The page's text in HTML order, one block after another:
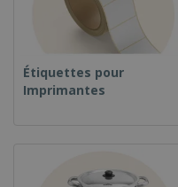
Étiquettes pour
Imprimantes